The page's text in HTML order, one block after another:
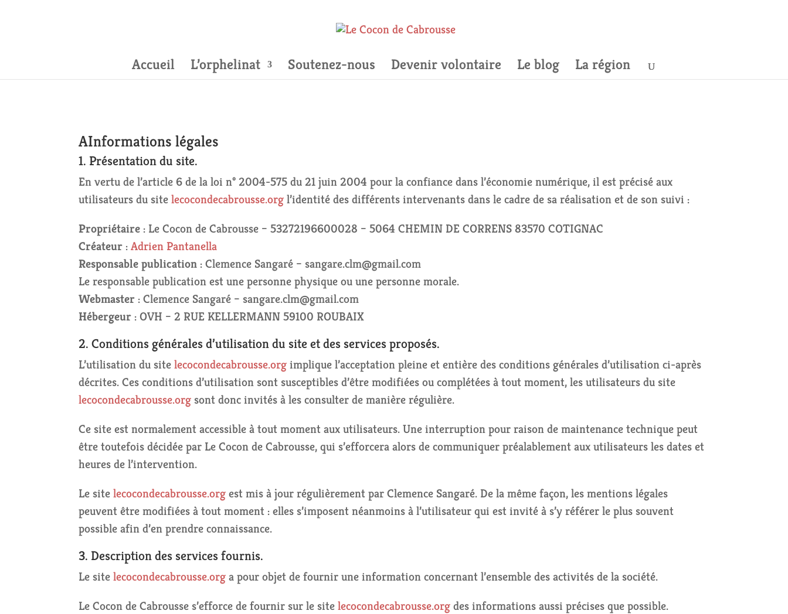
Accueil L’orphelinat Soutenez-nous Devenir volontaire Le blog La région
AInformations légales
1. Présentation du site.
En vertu de l’article 6 de la loi n° 2004-575 du 21 juin 2004 pour la confiance dans l’économie numérique, il est précisé aux
utilisateurs du sitelecocondecabrousse.org l’identité des différents intervenants dans le cadre de sa réalisation et de son suivi :
Propriétaire : Le Cocon de Cabrousse – 53272196600028 – 5064 CHEMIN DE CORRENS 83570 COTIGNAC
Créateur :Adrien Pantanella
Responsable publication : Clemence Sangaré –sangare.clm@gmail.com
Le responsable publication est une personne physique ou une personne morale.
Webmaster : Clemence Sangaré –sangare.clm@gmail.com
Hébergeur : OVH – 2 RUE KELLERMANN 59100 ROUBAIX
2. Conditions générales d’utilisation du site et des services proposés.
L’utilisation du sitelecocondecabrousse.org implique l’acceptation pleine et entière des conditions générales d’utilisation ci-après
décrites. Ces conditions d’utilisation sont susceptibles d’être modifiées ou complétées à tout moment, les utilisateurs du site
lecocondecabrousse.org sont donc invités à les consulter de manière régulière.
Ce site est normalement accessible à tout moment aux utilisateurs. Une interruption pour raison de maintenance technique peut
être toutefois décidée par Le Cocon de Cabrousse, qui s’efforcera alors de communiquer préalablement aux utilisateurs les dates et
heures de l’intervention.
Le sitelecocondecabrousse.org est mis à jour régulièrement par Clemence Sangaré. De la même façon, les mentions légales
peuvent être modifiées à tout moment : elles s’imposent néanmoins à l’utilisateur qui est invité à s’y référer le plus souvent
possible afin d’en prendre connaissance.
3. Description des services fournis.
Le sitelecocondecabrousse.org a pour objet de fournir une information concernant l’ensemble des activités de la société.
Le Cocon de Cabrousse s’efforce de fournir sur le sitelecocondecabrousse.org des informations aussi précises que possible.